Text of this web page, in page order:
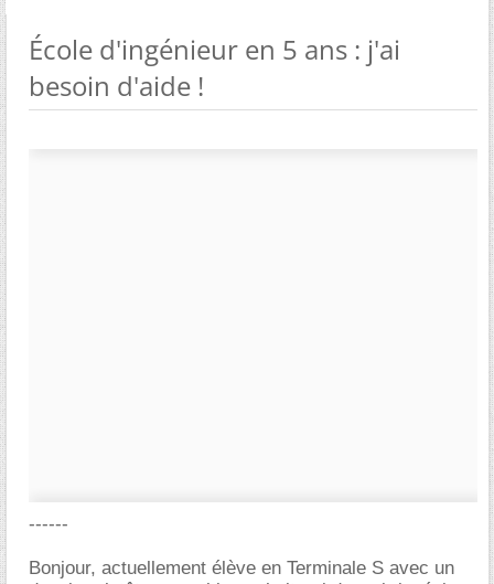
École d'ingénieur en 5 ans : j'ai
besoin d'aide !
------
Bonjour, actuellement élève en Terminale S avec un